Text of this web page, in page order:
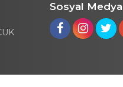
Sosyal Medya